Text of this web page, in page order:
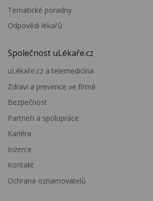
Tematické poradny
Odpovědi lékařů
Společnost uLékaře.cz
uLékaře.cz a telemedicína
Zdraví a prevence ve firmě
Bezpečnost
Partneři a spolupráce
Kariéra
Inzerce
Kontakt
Ochrana oznamovatelů